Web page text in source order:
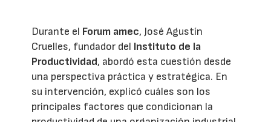
Durante el Forum amec, José Agustín
Cruelles, fundador del Instituto de la
Productividad, abordó esta cuestión desde
una perspectiva práctica y estratégica. En
su intervención, explicó cuáles son los
principales factores que condicionan la